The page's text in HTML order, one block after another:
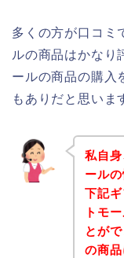
多くの方が口コミ
ルの商品はかなり
ールの商品の購入
もありだと思いま
私自
ール
下記
トモ
とが
の商